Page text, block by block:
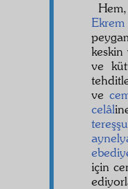
Ekrem
keskin
ve
ve
celâl
için